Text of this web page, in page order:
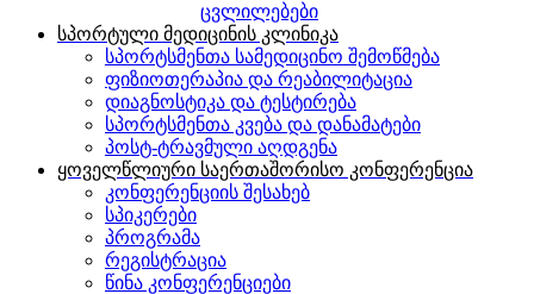
ცვლილებები
სპორტული მედიცინის კლინიკა
სპორტსმენთა სამედიცინო შემოწმება
ფიზიოთერაპია და რეაბილიტაცია
დიაგნოსტიკა და ტესტირება
სპორტსმენთა კვება და დანამატები
პოსტ-ტრავმული აღდგენა
ყოველწლიური საერთაშორისო კონფერენცია
კონფერენციის შესახებ
სპიკერები
პროგრამა
რეგისტრაცია
წინა კონფერენციები